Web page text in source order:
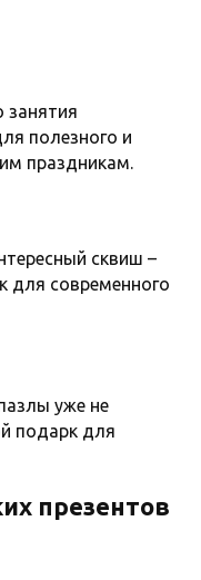
полезного и
праздникам.
сквиш –
для современного
уже не
подарк для
презентов